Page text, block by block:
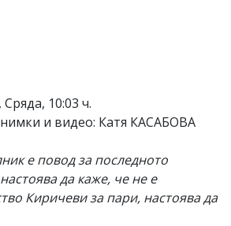
, Сряда, 10:03 ч.
и видео: Катя КАСАБОВА
е повод за последното
да каже, че не е
Киричеви за пари, настоява да